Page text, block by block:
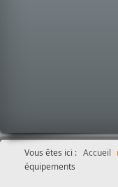
Vous êtes ici : Accueil
équipements